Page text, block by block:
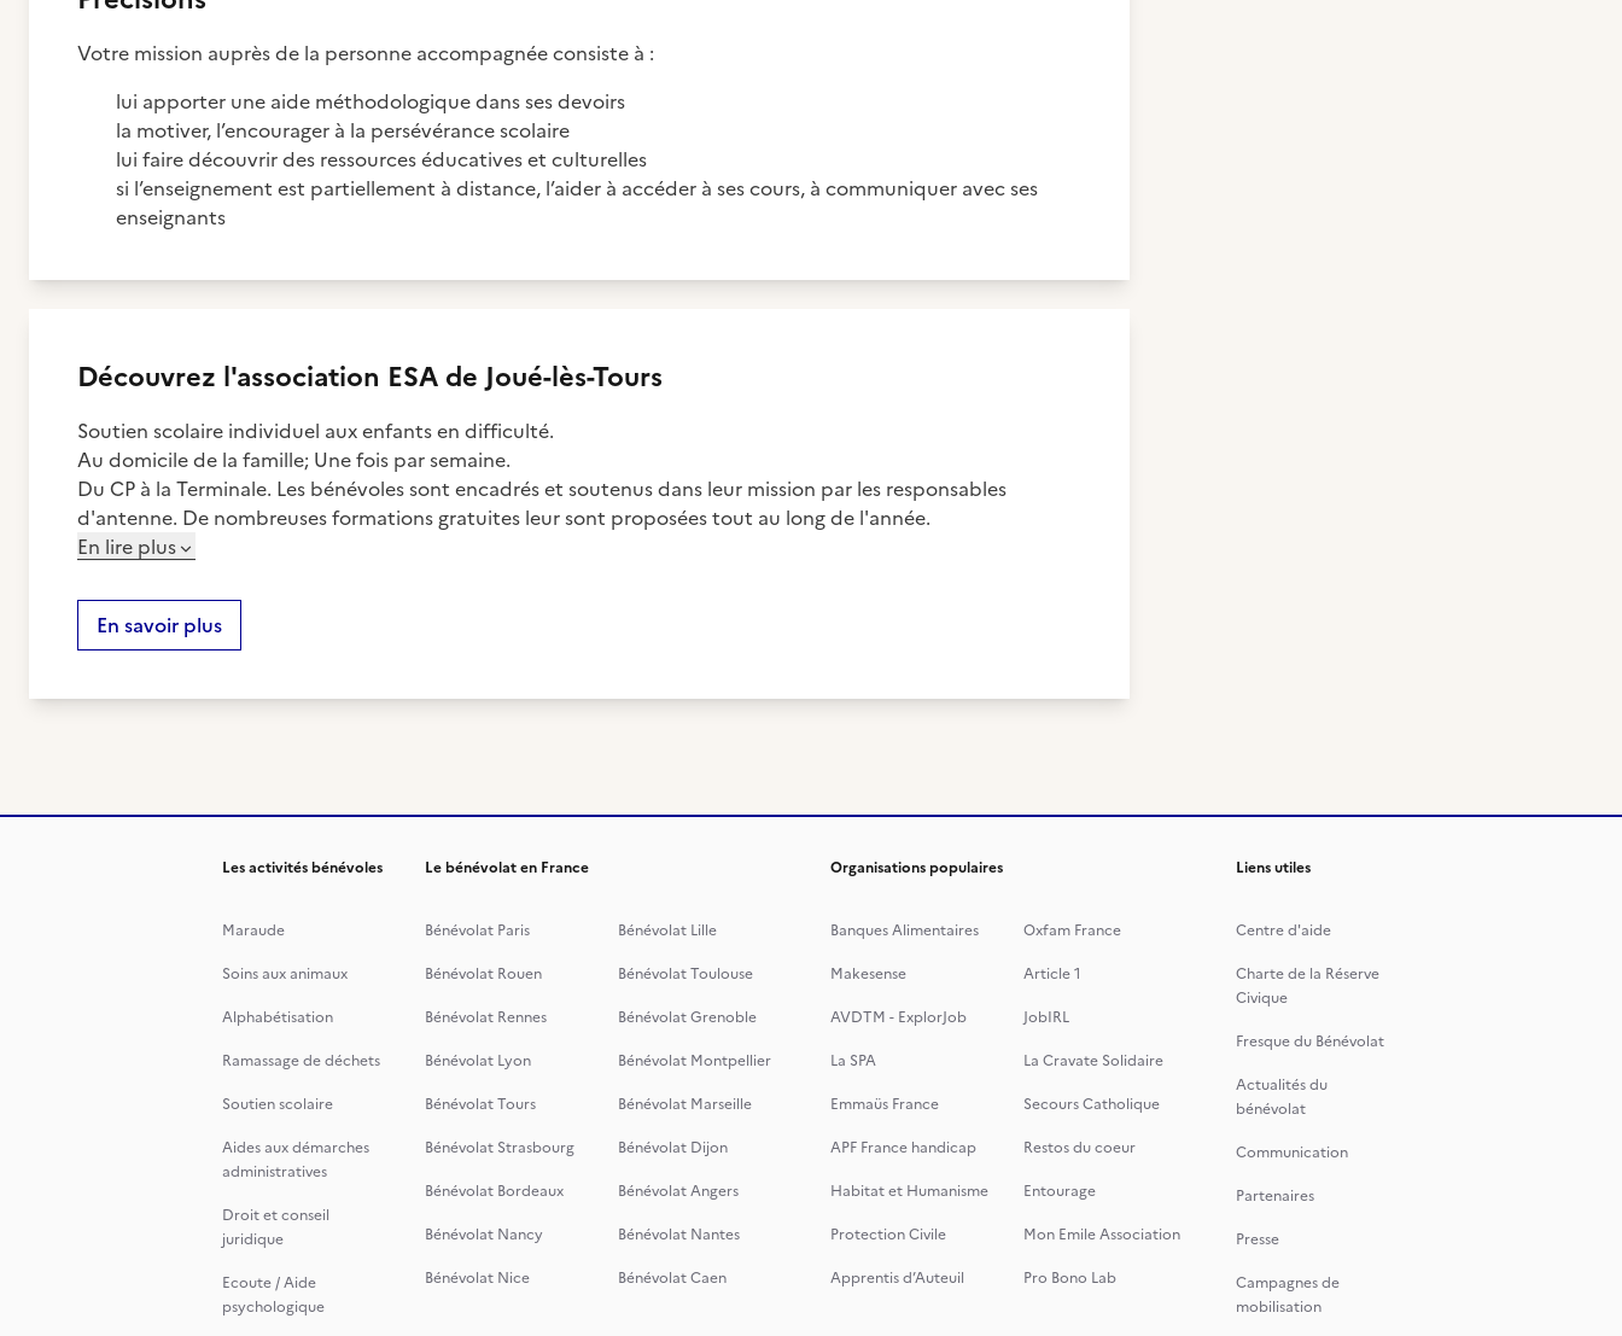
Votre mission auprès de la personne accompagnée consiste à :
lui apporter une aide méthodologique dans ses devoirs
la motiver, l’encourager à la persévérance scolaire
lui faire découvrir des ressources éducatives et culturelles
si l’enseignement est partiellement à distance, l’aider à accéder à ses cours, à communiquer avec ses
enseignants
Découvrez l'association ESA de Joué-lès-Tours
Soutien scolaire individuel aux enfants en difficulté.
Au domicile de la famille; Une fois par semaine.
Du CP à la Terminale. Les bénévoles sont encadrés et soutenus dans leur mission par les responsables
d'antenne. De nombreuses formations gratuites leur sont proposées tout au long de l'année.
En lire plus
En savoir plus
Les activités bénévoles
Maraude
Soins aux animaux
Alphabétisation
Ramassage de déchets
Soutien scolaire
Aides aux démarches
administratives
Droit et conseil
juridique
Ecoute / Aide
psychologique
Le bénévolat en France
Bénévolat Paris
Bénévolat Lille
Bénévolat Rouen
Bénévolat Toulouse
Bénévolat Rennes
Bénévolat Grenoble
Bénévolat Lyon
Bénévolat Montpellier
Bénévolat Tours
Bénévolat Marseille
Bénévolat Strasbourg
Bénévolat Dijon
Bénévolat Bordeaux
Bénévolat Angers
Bénévolat Nancy
Bénévolat Nantes
Bénévolat Nice
Bénévolat Caen
Organisations populaires
Banques Alimentaires
Oxfam France
Makesense
Article 1
AVDTM - ExplorJob
JobIRL
La SPA
La Cravate Solidaire
Emmaüs France
Secours Catholique
APF France handicap
Restos du coeur
Habitat et Humanisme
Entourage
Protection Civile
Mon Emile Association
Apprentis d’Auteuil
Pro Bono Lab
Liens utiles
Centre d'aide
Charte de la Réserve
Civique
Fresque du Bénévolat
Actualités du
bénévolat
Communication
Partenaires
Presse
Campagnes de
mobilisation